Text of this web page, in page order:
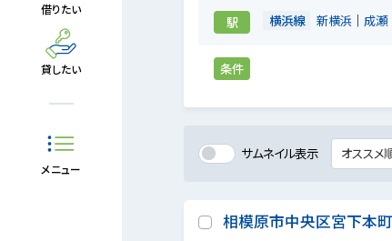
借りたい
貸したい
メニュー
駅 横浜線 新横浜 成瀬
条件
サムネイル表示
相模原市中央区宮下本